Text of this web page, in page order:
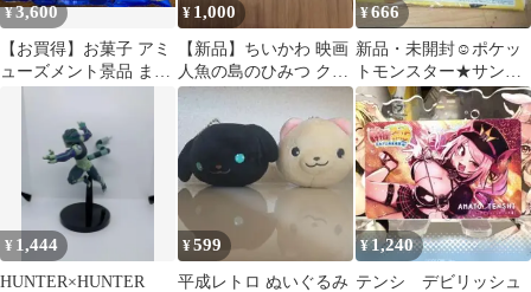
¥3,600
【お買得】お菓子 アミ
ューズメント景品 まと
¥ 1,000
【新品】ちいかわ 映画
人魚の島のひみつ クリ
アカード
¥666
新品・未開封☺️ポケッ
トモンスター★サン＆
ムーン★プレミアム★
カラフルバスタオル
¥ 1,444
HUNTER×HUNTER
¥599
平成レトロ ぬいぐるみ
¥1,240
テンシ デビリッシュ